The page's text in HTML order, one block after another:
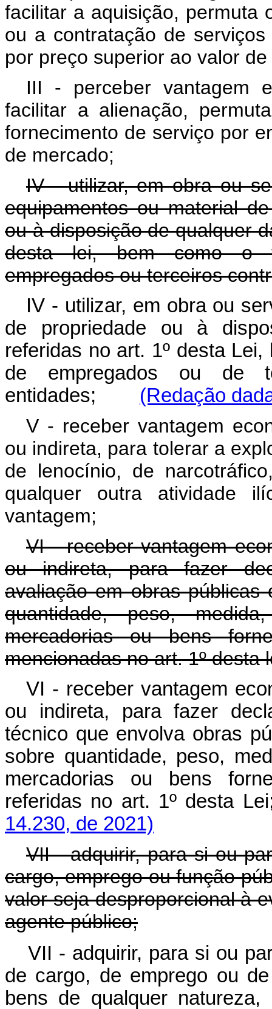
facilitar a aquisição, permuta
ou a contratação de
por preço superior ao valor
III - perceber vantagem
facilitar a alienação,
fornecimento de serviço por
de mercado;
IV - utilizar, em obra ou
equipamentos ou material
ou à disposição de qualquer
desta lei, bem como o
empregados ou terceiros
IV - utilizar, em obra ou
de propriedade ou à
referidas no art. 1º desta
de empregados ou de
entidades; (Redação
V - receber vantagem
ou indireta, para tolerar a
de lenocínio, de
qualquer outra atividade
vantagem;
VI - receber vantagem
ou indireta, para fazer
avaliação em obras
quantidade, peso,
mercadorias ou bens
mencionadas no art. 1º desta
VI - receber vantagem
ou indireta, para fazer
técnico que envolva obras
sobre quantidade, peso,
mercadorias ou bens
referidas no art. 1º
14.230, de 2021)
VII - adquirir, para si ou
cargo, emprego ou função
valor seja desproporcional à
agente público;
VII - adquirir, para si ou
de cargo, de emprego ou
bens de qualquer